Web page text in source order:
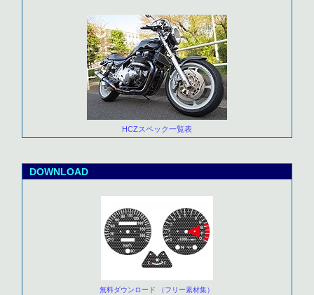
HCZスペック一覧表
DOWNLOAD
無料ダウンロード （フリー素材集）